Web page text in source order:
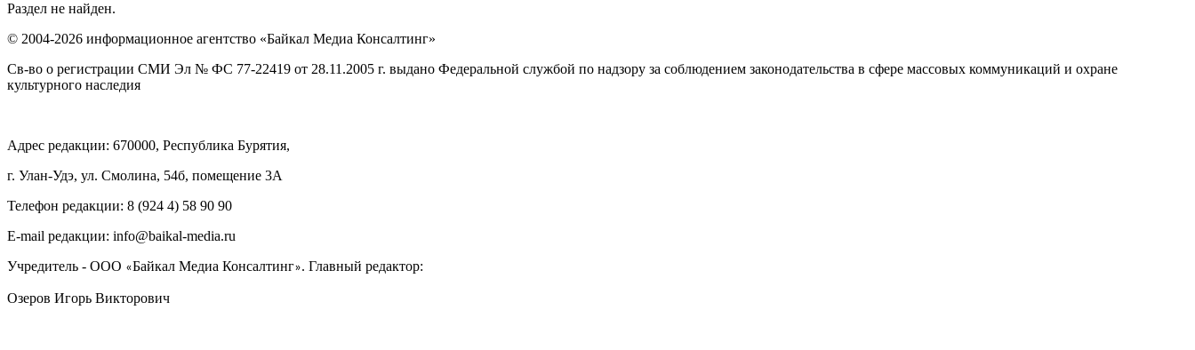
Раздел не найден.
© 2004-2026 информационное агентство «Байкал Медиа Консалтинг»
Св-во о регистрации СМИ Эл № ФС 77-22419 от 28.11.2005 г. выдано Федеральной службой по надзору за соблюдением законодательства в сфере массовых коммуникаций и охране
культурного наследия
Адрес редакции: 670000, Республика Бурятия,
г. Улан-Удэ, ул. Смолина, 54б, помещение 3А
Телефон редакции: ‎‎8 (924 4) 58 90 90
E-mail редакции: info@baikal-media.ru
Учредитель - ООО «Байкал Медиа Консалтинг». Главный редактор:
Озеров Игорь Викторович